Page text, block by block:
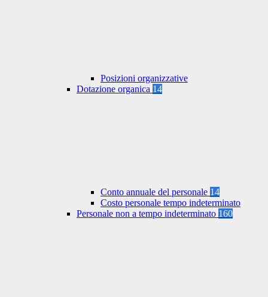
Posizioni organizzative
Dotazione organica 14
Conto annuale del personale 14
Costo personale tempo indeterminato
Personale non a tempo indeterminato 160